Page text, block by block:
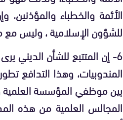
الأئمة والخطباء
للشؤون الإسلامية ، وليس
6- إن المتتبع للشأن الديني
المندوبيات، وهذا التدافع
بين موظفي المؤسسة العلمية
المجالس العلمية من هذه